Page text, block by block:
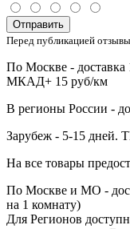
Отправить
Перед публикацией
По Москве -
МКАД+ 15 руб/км
В регионы России -
Зарубеж - 5-15 дней.
На все товары
По Москве и МО -
на 1 комнату)
Для Регионов